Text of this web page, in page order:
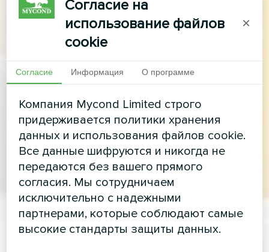
Согласие на
использование файлов
cookie
×
Согласие Информация О программе
Компания Mycond Limited строго
придерживается политики хранения
данных и использования файлов cookie.
Все данные шифруются и никогда не
передаются без вашего прямого
согласия. Мы сотрудничаем
исключительно с надежными
партнерами, которые соблюдают самые
высокие стандарты защиты данных.